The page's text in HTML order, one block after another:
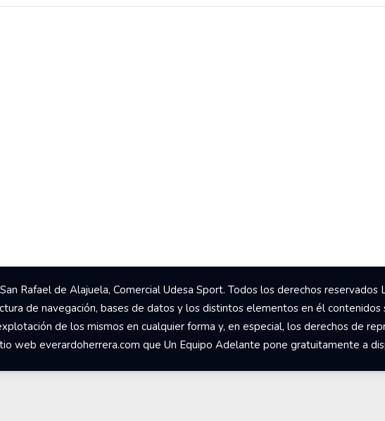
Rafael de Alajuela, Comercial Udesa Sport. Todos los derechos
de navegación, bases de datos y los distintos elementos en él
de los mismos en cualquier forma y, en especial, los derechos de
web everardoherrera.com que Un Equipo Adelante pone gratuitamente a